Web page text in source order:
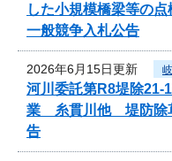
した小規模橋梁等の
一般競争入札公告
2026年6月15日更新
河川委託第R8堤除
業 糸貫川他 堤防除
告